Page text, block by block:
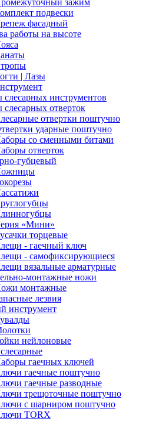
зажим
подвески
фасадный
работы на высоте
| Лазы
инструментов
отверток
отвертки поштучно
ударные поштучно
со сменными битами
отверток
губцевый
«Мини»
торцевые
- гаечный ключ
- самофиксирующиеся
вязальные арматурные
монтажные ножи
монтажные
лезвия
инструмент
нейлоновые
гаечных ключей
гаечные поштучно
гаечные разводные
трещоточные поштучно
с шарниром поштучно
TORX